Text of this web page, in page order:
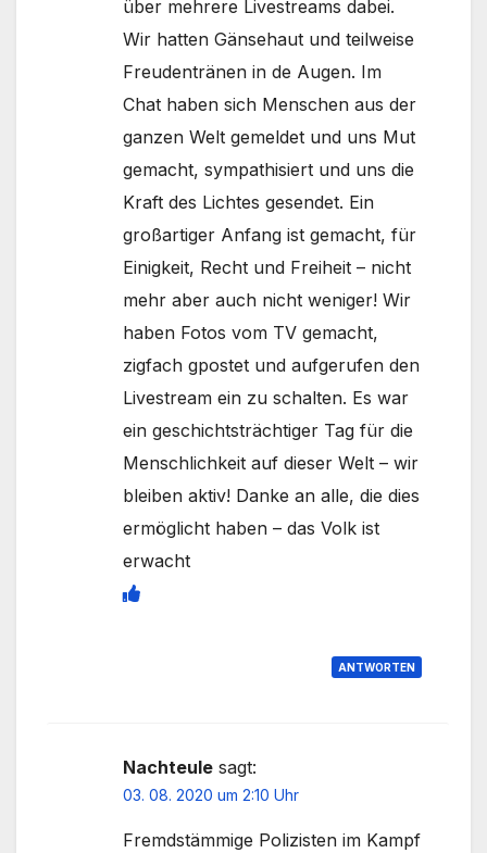
über mehrere Livestreams dabei.
Wir hatten Gänsehaut und teilweise
Freudentränen in de Augen. Im
Chat haben sich Menschen aus der
ganzen Welt gemeldet und uns Mut
gemacht, sympathisiert und uns die
Kraft des Lichtes gesendet. Ein
großartiger Anfang ist gemacht, für
Einigkeit, Recht und Freiheit – nicht
mehr aber auch nicht weniger! Wir
haben Fotos vom TV gemacht,
zigfach gpostet und aufgerufen den
Livestream ein zu schalten. Es war
ein geschichtsträchtiger Tag für die
Menschlichkeit auf dieser Welt – wir
bleiben aktiv! Danke an alle, die dies
ermöglicht haben – das Volk ist
erwacht
ANTWORTEN
Nachteule sagt:
03. 08. 2020 um 2:10 Uhr
Fremdstämmige Polizisten im Kampf